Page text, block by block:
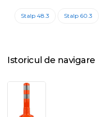
Stalp 48.3 Stalp 60.3
Istoricul de navigare